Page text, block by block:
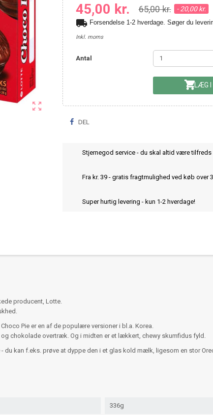

45,00 kr. 65,00 kr. - 20,00 kr.
local_shippingForsendelse 1-2 hverdage. Søger du
Inkl. moms
Antal
LÆG I
DEL
Stjernegod service - du skal altid være tilfreds
Fra kr. 39 - gratis fragtmulighed ved køb over
Super hurtig levering - kun 1-2 hverdage!
producent, Lotte.
Pie er en af de populære versioner i bl.a. Korea.
chokolade overtræk. Og i midten er et lækkert, chewy skumfidus fyld.
du kan f.eks. prøve at dyppe den i et glas kold mælk, ligesom en stor
336g